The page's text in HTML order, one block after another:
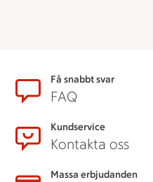
SidfotFå snabbt svar
FAQ
Kundservice
Kontakta oss
Massa erbjudanden